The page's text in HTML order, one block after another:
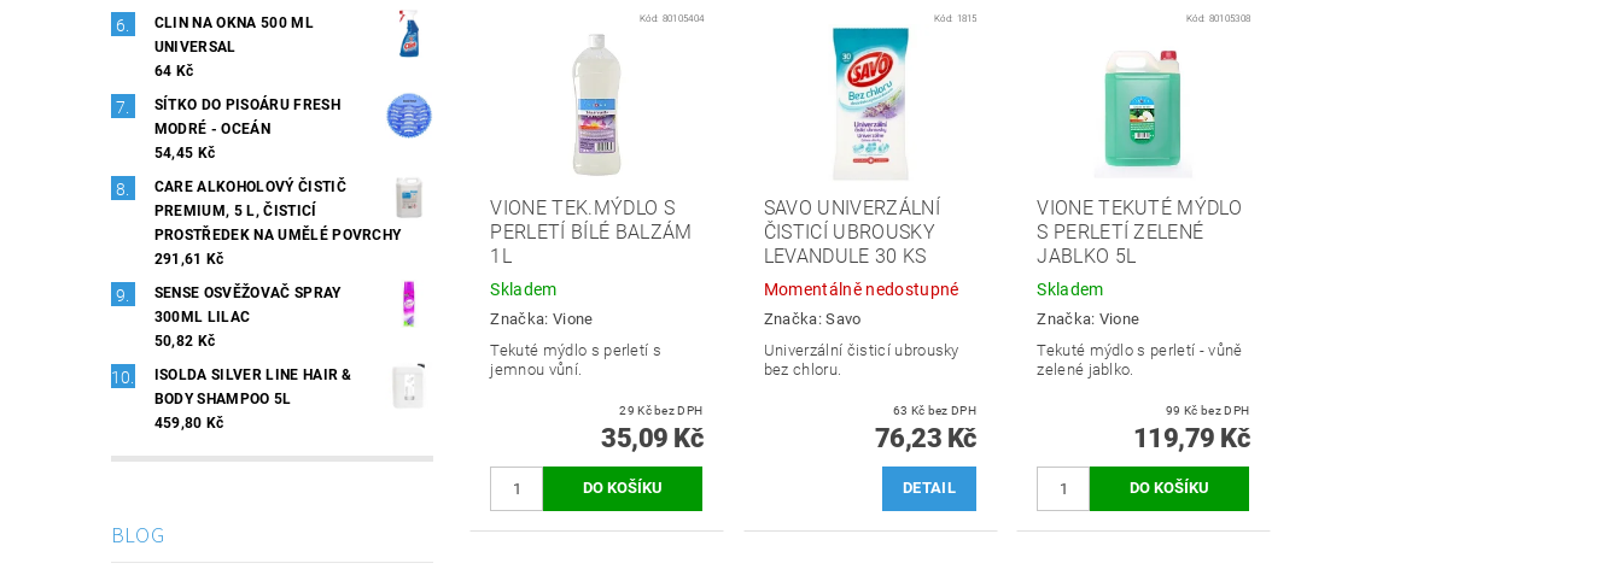
CLIN NA OKNA 500 ML
UNIVERSAL
64 Kč
SÍTKO DO PISOÁRU FRESH
MODRÉ - OCEÁN
54,45 Kč
CARE ALKOHOLOVÝ ČISTIČ
PREMIUM, 5 L, ČISTICÍ
PROSTŘEDEK NA UMĚLÉ POVRCHY
291,61 Kč
SENSE OSVĚŽOVAČ SPRAY
300ML LILAC
50,82 Kč
ISOLDA SILVER LINE HAIR &
BODY SHAMPOO 5L
459,80 Kč
BLOG
Kód: 80105404
VIONE TEK.MÝDLO S
PERLETÍ BÍLÉ BALZÁM
1L
Skladem
Značka: Vione
Tekuté mýdlo s perletí s
jemnou vůní.
29 Kč bez DPH
35,09 Kč
Kód: 1815
SAVO UNIVERZÁLNÍ
ČISTICÍ UBROUSKY
LEVANDULE 30 KS
Momentálně nedostupné
Značka:Savo
Univerzální čisticí ubrousky
bez chloru.
63 Kč bez DPH
76,23 Kč
DETAIL
Kód: 80105308
VIONE TEKUTÉ MÝDLO
S PERLETÍ ZELENÉ
JABLKO 5L
Skladem
Značka: Vione
Tekuté mýdlo s perletí - vůně
zelené jablko.
99 Kč bez DPH
119,79 Kč